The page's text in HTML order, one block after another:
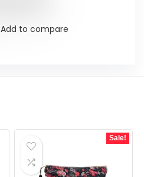
Add to compare
Sale!